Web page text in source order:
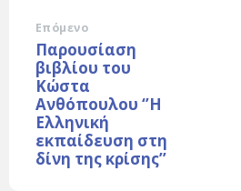
Επόμενο
Παρουσίαση
βιβλίου του
Κώστα
Ανθόπουλου ‘’Η
Ελληνική
εκπαίδευση στη
δίνη της κρίσης’’